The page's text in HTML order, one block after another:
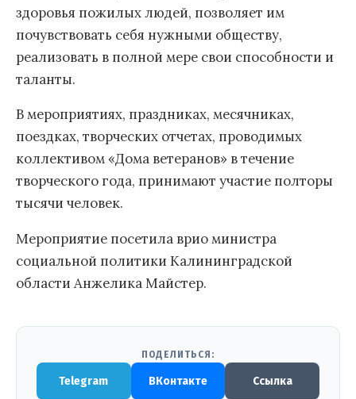
здоровья пожилых людей, позволяет им
почувствовать себя нужными обществу,
реализовать в полной мере свои способности и
таланты.
В мероприятиях, праздниках, месячниках,
поездках, творческих отчетах, проводимых
коллективом «Дома ветеранов» в течение
творческого года, принимают участие полторы
тысячи человек.
Мероприятие посетила врио министра
социальной политики Калининградской
области Анжелика Майстер.
ПОДЕЛИТЬСЯ:
Telegram ВКонтакте Ссылка